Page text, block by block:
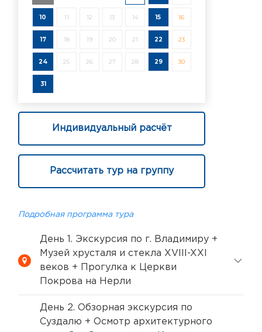
10 11 12 13 14 15 16
17 18 19 20 21 22 23
24 25 26 27 28 29 30
31
Индивидуальный расчёт
Рассчитать тур на группу
Подробная программа тура
День 1. Экскурсия по г. Владимиру +
Музей хрусталя и стекла XVIII-XXI
веков + Прогулка к Церкви
Покрова на Нерли
День 2. Обзорная экскурсия по
Суздалю + Осмотр архитектурного